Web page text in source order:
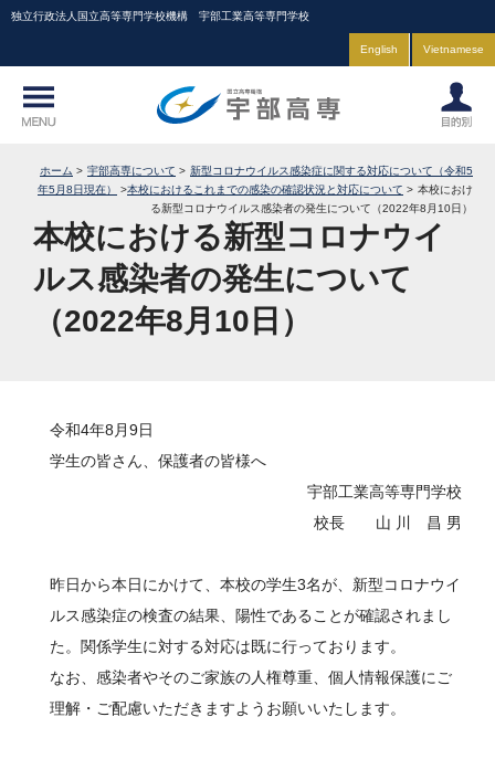
独立行政法人国立高等専門学校機構 宇部工業高等専門学校
English Vietnamese
ホーム 宇部高専について
新型コロナウイルス感染症に関する対応について（令和5
年5月8日現在）
本校におけるこれまでの感染の確認状況と対応について
本校におけ
る新型コロナウイルス感染者の発生について（2022年8月10日）
本校における新型コロナウイ
ルス感染者の発生について
（2022年8月10日）
令和4年8月9日
学生の皆さん、保護者の皆様へ
宇部工業高等専門学校
校長 山 川 昌 男
昨日から本日にかけて、本校の学生3名が、新型コロナウイ
ルス感染症の検査の結果、陽性であることが確認されまし
た。関係学生に対する対応は既に行っております。
なお、感染者やそのご家族の人権尊重、個人情報保護にご
理解・ご配慮いただきますようお願いいたします。